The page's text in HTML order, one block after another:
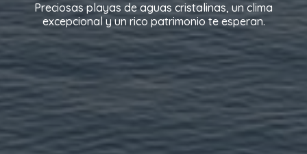
Preciosas playas de aguas cristalinas, un clima
excepcional y un rico patrimonio te esperan.